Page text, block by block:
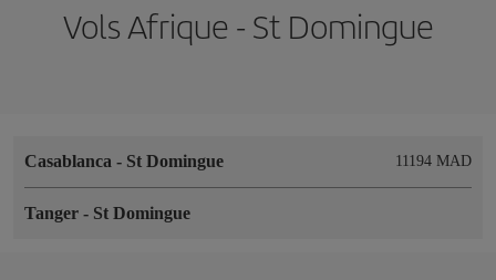
Vols Afrique - St Domingue
Casablanca - St Domingue 11194 MAD
Tanger - St Domingue